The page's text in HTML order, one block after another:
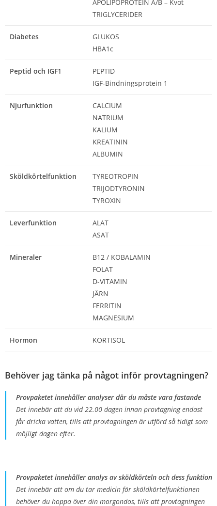
APOLIPOPROTEIN A/B – Kvot
TRIGLYCERIDER
Diabetes
GLUKOS
HBA1c
Peptid och IGF1
PEPTID
IGF-Bindningsprotein 1
Njurfunktion
CALCIUM
NATRIUM
KALIUM
KREATININ
ALBUMIN
Sköldkörtelfunktion
TYREOTROPIN
TRIJODTYRONIN
TYROXIN
Leverfunktion
ALAT
ASAT
Mineraler
B12 / KOBALAMIN
FOLAT
D-VITAMIN
JÄRN
FERRITIN
MAGNESIUM
Hormon KORTISOL
Behöver jag tänka på något inför provtagningen?
Provpaketet innehåller analyser där du måste vara fastande
Det innebär att du vid 22.00 dagen innan provtagning endast
får dricka vatten, tills att provtagningen är utförd så tidigt som
möjligt dagen efter.
Provpaketet innehåller analys av sköldkörteln och dess funktion
Det innebär att om du tar medicin för sköldkörtelfunktionen
behöver du hoppa över din morgondos, tills att provtagningen